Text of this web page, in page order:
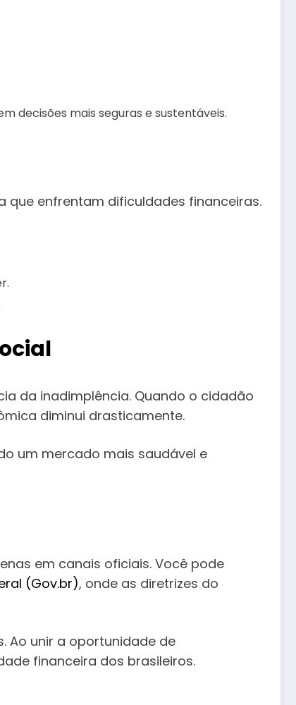
decisões mais seguras e sustentáveis.
que enfrentam dificuldades financeiras.
da inadimplência. Quando o cidadão
diminui drasticamente.
um mercado mais saudável e
em canais oficiais. Você pode
(Gov.br), onde as diretrizes do
Ao unir a oportunidade de
financeira dos brasileiros.